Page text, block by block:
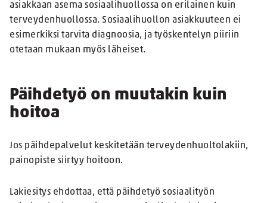
asiakkaan asema sosiaalihuollossa on erilainen kuin
terveydenhuollossa. Sosiaalihuollon asiakkuuteen ei
esimerkiksi tarvita diagnoosia, ja työskentelyn piiriin
otetaan mukaan myös läheiset.
Päihdetyö on muutakin kuin
hoitoa
Jos päihdepalvelut keskitetään terveydenhuoltolakiin,
painopiste siirtyy hoitoon.
Lakiesitys ehdottaa, että päihdetyö sosiaalityön